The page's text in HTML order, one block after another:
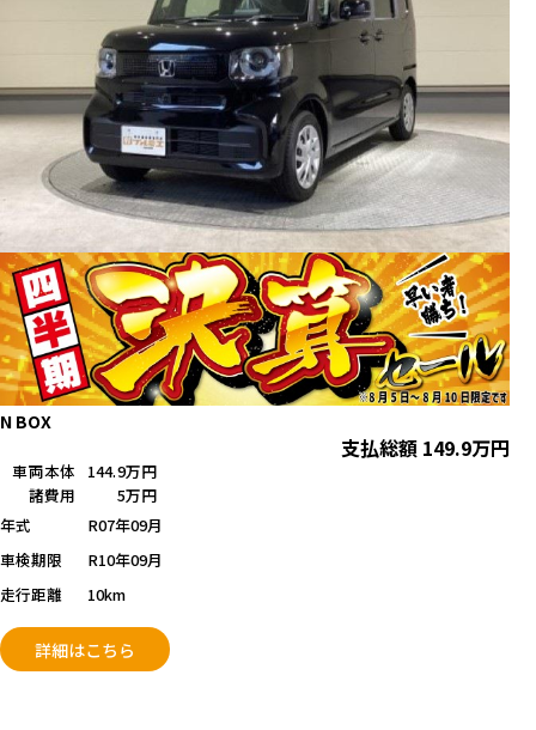
N BOX
支払総額 149.9万円
車両本体
144.9万円
諸費用
5万円
年式
R07年09月
車検期限
R10年09月
走行距離
10km
詳細はこちら